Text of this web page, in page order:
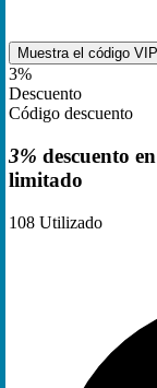
Muestra el código VIP
3%
Descuento
Código descuento
3% descuento
limitado
108 Utilizado